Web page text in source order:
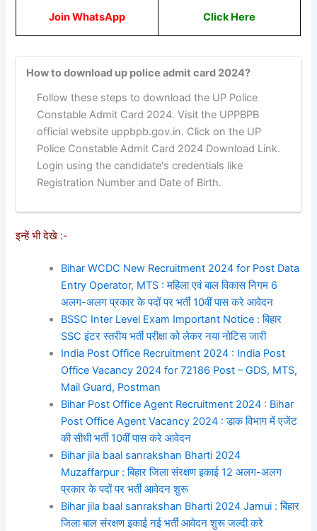
Join WhatsApp Click Here
How to download up police admit card 2024?
Follow these steps to download the UP Police
Constable Admit Card 2024. Visit the UPPBPB
official website uppbpb.gov.in. Click on the UP
Police Constable Admit Card 2024 Download Link.
Login using the candidate's credentials like
Registration Number and Date of Birth.
इन्हें भी देखे :-
Bihar WCDC New Recruitment 2024 for Post Data
Entry Operator, MTS : महिला एवं बाल विकास निगम 6
अलग-अलग प्रकार के पदों पर भर्ती 10वीं पास करे आवेदन
BSSC Inter Level Exam Important Notice : बिहार
SSC इंटर स्तरीय भर्ती परीक्षा को लेकर नया नोटिस जारी
India Post Office Recruitment 2024 : India Post
Office Vacancy 2024 for 72186 Post – GDS, MTS,
Mail Guard, Postman
Bihar Post Office Agent Recruitment 2024 : Bihar
Post Office Agent Vacancy 2024 : डाक विभाग में एजेंट
की सीधी भर्ती 10वीं पास करे आवेदन
Bihar jila baal sanrakshan Bharti 2024
Muzaffarpur : बिहार जिला संरक्षण इकाई 12 अलग-अलग
प्रकार के पदों पर भर्ती आवेदन शुरू
Bihar jila baal sanrakshan Bharti 2024 Jamui : बिहार
जिला बाल संरक्षण इकाई नई भर्ती आवेदन शुरू जल्दी करे